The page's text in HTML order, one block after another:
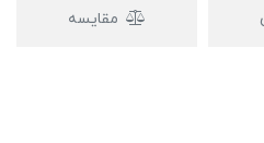
مقایسه